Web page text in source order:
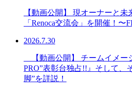
【動画公開】 現オーナーと
「Renoca交流会」を開催！〜
2026.7.30
【動画公開】 チームイメー
PRO”表彰台独占!!』そして、
脚”を詳説！